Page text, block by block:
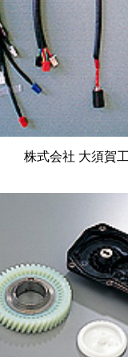
株式会社 大須賀